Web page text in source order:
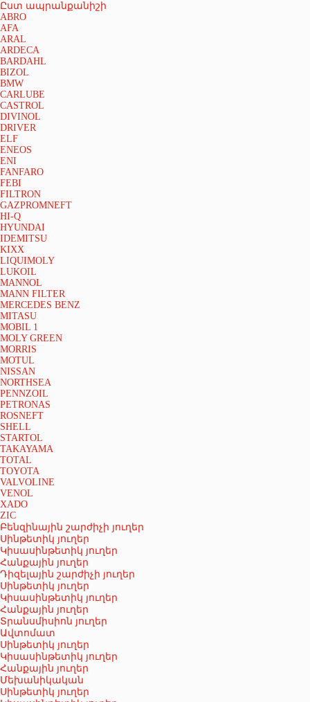
Ըստ ապրանքանիշի
ABRO
AFA
ARAL
ARDECA
BARDAHL
BIZOL
BMW
CARLUBE
CASTROL
DIVINOL
DRIVER
ELF
ENEOS
ENI
FANFARO
FEBI
FILTRON
GAZPROMNEFT
HI-Q
HYUNDAI
IDEMITSU
KIXX
LIQUIMOLY
LUKOIL
MANNOL
MANN FILTER
MERCEDES BENZ
MITASU
MOBIL 1
MOLY GREEN
MORRIS
MOTUL
NISSAN
NORTHSEA
PENNZOIL
PETRONAS
ROSNEFT
SHELL
STARTOL
TAKAYAMA
TOTAL
TOYOTA
VALVOLINE
VENOL
XADO
ZIC
Բենզինային շարժիչի յուղեր
Սինթետիկ յուղեր
Կիսասինթետիկ յուղեր
Հանքային յուղեր
Դիզելային շարժիչի յուղեր
Սինթետիկ յուղեր
Կիսասինթետիկ յուղեր
Հանքային յուղեր
Տրանսմիսիոն յուղեր
Ավտոմատ
Սինթետիկ յուղեր
Կիսասինթետիկ յուղեր
Հանքային յուղեր
Մեխանիկական
Սինթետիկ յուղեր